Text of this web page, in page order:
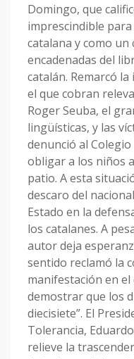
Domingo, que
imprescindible
catalana y como
encadenadas del
catalán. Remarcó
el que cobran
Roger Seuba, el
lingüísticas, y las
denunció al
obligar a los niños
patio. A esta
descaro del
Estado en la
los catalanes. A
autor deja
sentido reclamó la
manifestación en
demostrar que los
diecisiete”. El
Tolerancia,
relieve la